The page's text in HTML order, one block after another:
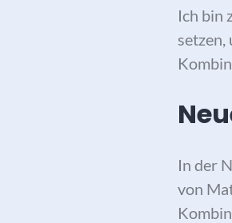
Ich bin
In der
von